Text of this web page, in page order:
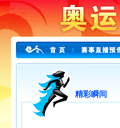
精彩瞬间